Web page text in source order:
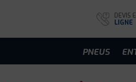
DEVIS
LIGNE
PNEUS